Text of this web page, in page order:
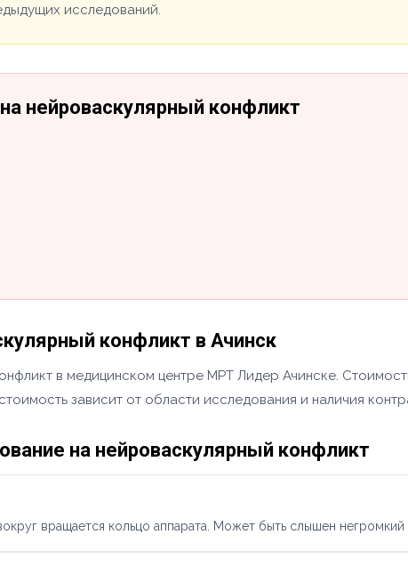
исследований.
нейроваскулярный конфликт
конфликт в Ачинск
в медицинском центре МРТ Лидер Ачинске.
зависит от области исследования и наличия
на нейроваскулярный конфликт
вращается кольцо аппарата. Может быть слышен